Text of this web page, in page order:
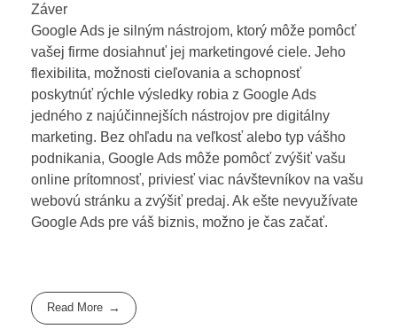
Záver
Google Ads je silným nástrojom, ktorý môže pomôcť
vašej firme dosiahnuť jej marketingové ciele. Jeho
flexibilita, možnosti cieľovania a schopnosť
poskytnúť rýchle výsledky robia z Google Ads
jedného z najúčinnejších nástrojov pre digitálny
marketing. Bez ohľadu na veľkosť alebo typ vášho
podnikania, Google Ads môže pomôcť zvýšiť vašu
online prítomnosť, priviesť viac návštevníkov na vašu
webovú stránku a zvýšiť predaj. Ak ešte nevyužívate
Google Ads pre váš biznis, možno je čas začať.
Read More